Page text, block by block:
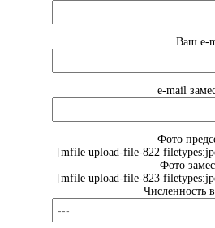
Ваш e-
e-mail
Фото
[mfile upload-file-822
Фото
[mfile upload-file-823
Численность